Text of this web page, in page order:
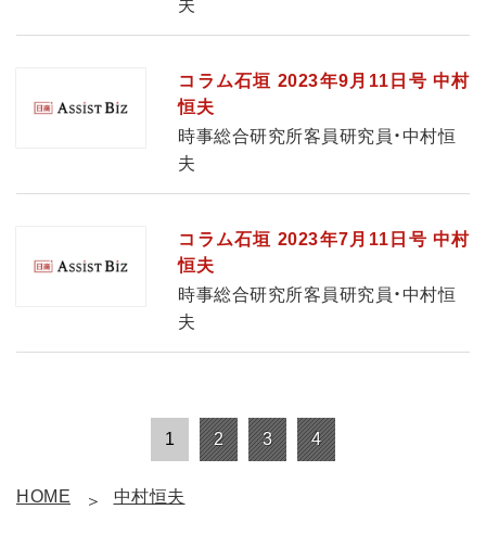
夫
コラム石垣 2023年9月11日号 中村
恒夫
時事総合研究所客員研究員・中村恒
夫
コラム石垣 2023年7月11日号 中村
恒夫
時事総合研究所客員研究員・中村恒
夫
1 2 3 4
HOME 中村恒夫